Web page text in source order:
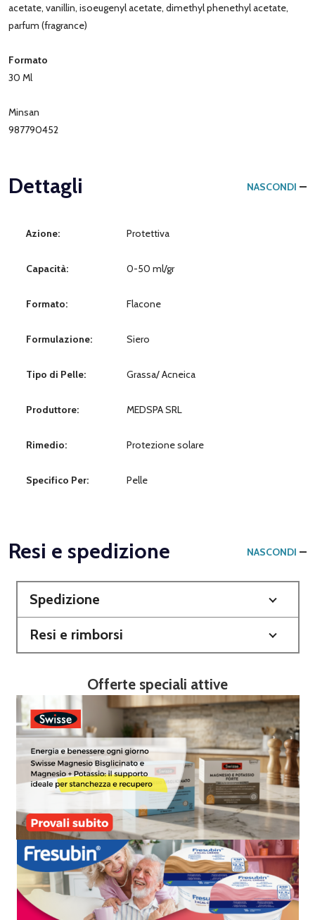
acetate, vanillin, isoeugenyl acetate, dimethyl phenethyl acetate,
parfum (fragrance)
Formato
30 Ml
Minsan
987790452
Dettagli NASCONDI
Azione: Protettiva
Capacità: 0-50 ml/gr
Formato: Flacone
Formulazione: Siero
Tipo di Pelle: Grassa/ Acneica
Produttore: MEDSPA SRL
Rimedio: Protezione solare
Specifico Per: Pelle
Resi e spedizione NASCONDI
Spedizione
Resi e rimborsi
Offerte speciali attive